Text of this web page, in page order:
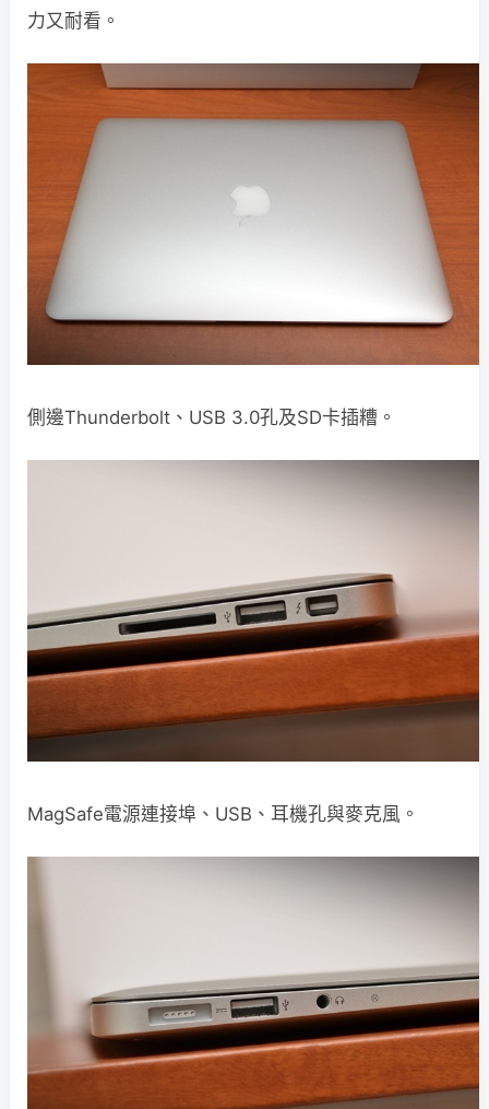
力又耐看。
側邊Thunderbolt、USB 3.0孔及SD卡插糟。
MagSafe電源連接埠、USB、耳機孔與麥克風。